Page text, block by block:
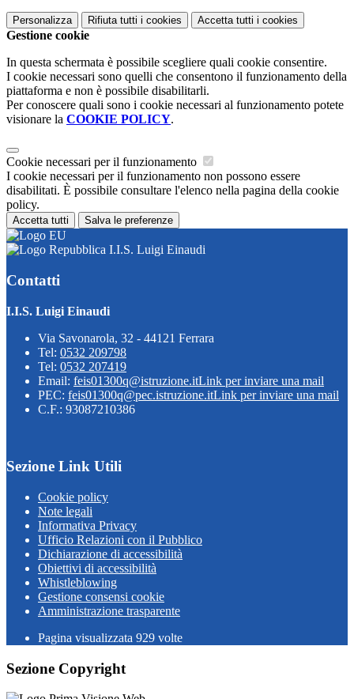
Personalizza Rifiuta tutti i cookies Accetta tutti i cookies
Gestione cookie
In questa schermata è possibile scegliere quali cookie consentire.
I cookie necessari sono quelli che consentono il funzionamento della
piattaforma e non è possibile disabilitarli.
Per conoscere quali sono i cookie necessari al funzionamento potete
visionare la COOKIE POLICY.
Cookie necessari per il funzionamento
I cookie necessari per il funzionamento non possono essere
disabilitati. È possibile consultare l'elenco nella pagina della cookie
policy.
Accetta tutti Salva le preferenze
I.I.S. Luigi Einaudi
Contatti
I.I.S. Luigi Einaudi
Via Savonarola, 32 - 44121 Ferrara
Tel: 0532 209798
Tel: 0532 207419
Email: feis01300q@istruzione.itLink per inviare una mail
PEC: feis01300q@pec.istruzione.itLink per inviare una mail
C.F.: 93087210386
Sezione Link Utili
Cookie policy
Note legali
Informativa Privacy
Ufficio Relazioni con il Pubblico
Dichiarazione di accessibilità
Obiettivi di accessibilità
Whistleblowing
Gestione consensi cookie
Amministrazione trasparente
Pagina visualizzata 929 volte
Sezione Copyright